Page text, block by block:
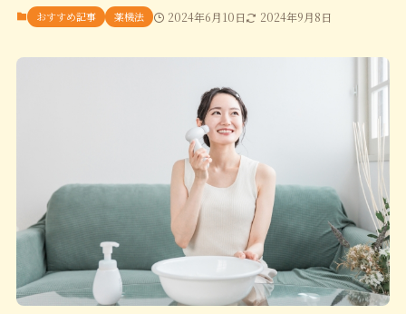
おすすめ記事 薬機法 2024年6月10日 2024年9月8日